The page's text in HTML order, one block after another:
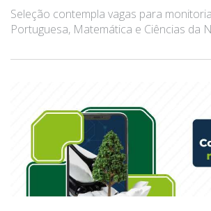
Seleção contempla vagas para
Portuguesa, Matemática e Ciências da